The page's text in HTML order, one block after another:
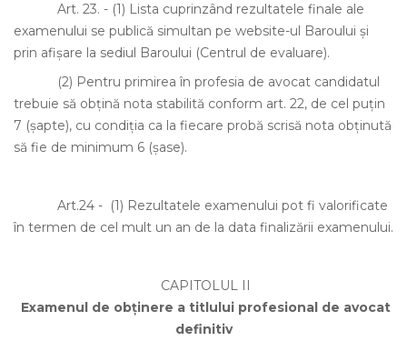
Art. 23. - (1) Lista cuprinzând rezultatele finale ale
examenului se publică simultan pe website-ul Baroului şi
prin afişare la sediul Baroului (Centrul de evaluare).
(2) Pentru primirea în profesia de avocat candidatul
trebuie să obţină nota stabilită conform art. 22, de cel puţin
7 (şapte), cu condiţia ca la fiecare probă scrisă nota obţinută
să fie de minimum 6 (şase).
Art.24 - (1) Rezultatele examenului pot fi valorificate
în termen de cel mult un an de la data finalizării examenului.
CAPITOLUL II
Examenul de obţinere a titlului profesional de avocat
definitiv